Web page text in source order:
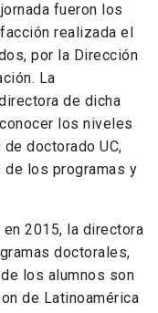
fueron los
realizada el
por la Dirección
La
de dicha
los niveles
doctorado UC,
los programas y
2015, la directora
doctorales,
los alumnos son
de Latinoamérica